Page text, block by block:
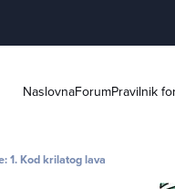
NaslovnaForumPravilnik
1. Kod krilatog lava